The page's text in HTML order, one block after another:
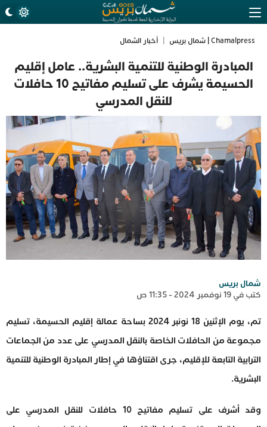
Chamalpress | شمال بريس أخبار الشمال
المبادرة الوطنية للتنمية البشرية.. عامل إقليم
الحسيمة يشرف على تسليم مفاتيح 10 حافلات
للنقل المدرسي
شمال بريس
كتب في 19 نوفمبر 2024 - 11:35 ص
تم، يوم الإثنين 18 نونبر 2024 بساحة عمالة إقليم الحسيمة، تسليم
مجموعة من الحافلات الخاصة بالنقل المدرسي على عدد من الجماعات
الترابية التابعة للإقليم، جرى اقتناؤها في إطار المبادرة الوطنية للتنمية
البشرية.
وقد أشرف على تسليم مفاتيح 10 حافلات للنقل المدرسي على